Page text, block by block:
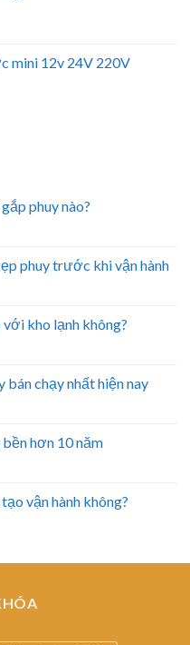
mini 12v 24V 220V
phuy nào?
phuy trước khi vận hành
kho lạnh không?
bán chạy nhất hiện nay
hơn 10 năm
vận hành không?